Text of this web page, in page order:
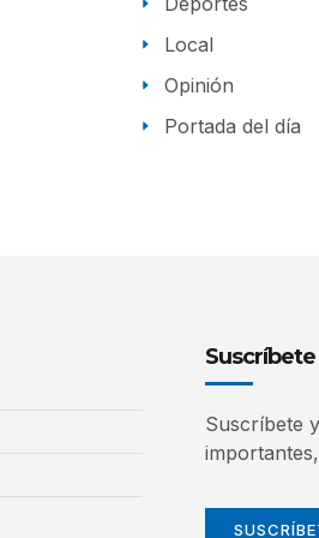
Local
Opinión
Portada del día
Suscríbete
Suscríbete